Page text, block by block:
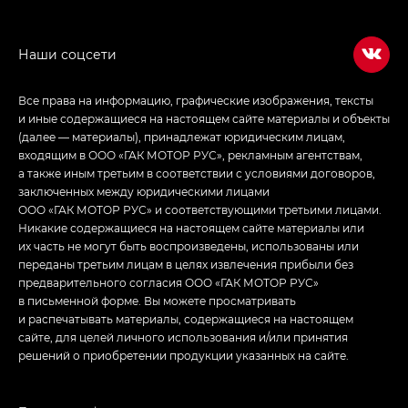
Все права на информацию, графические изображения, тексты
и иные содержащиеся на настоящем сайте материалы и объекты
(далее — материалы), принадлежат юридическим лицам,
входящим в ООО «ГАК МОТОР РУС», рекламным агентствам,
а также иным третьим в соответствии с условиями договоров,
заключенных между юридическими лицами
ООО «ГАК МОТОР РУС» и соответствующими третьими лицами.
Никакие содержащиеся на настоящем сайте материалы или
их часть не могут быть воспроизведены, использованы или
переданы третьим лицам в целях извлечения прибыли без
предварительного согласия ООО «ГАК МОТОР РУС»
в письменной форме. Вы можете просматривать
и распечатывать материалы, содержащиеся на настоящем
сайте, для целей личного использования и/или принятия
решений о приобретении продукции указанных на сайте.